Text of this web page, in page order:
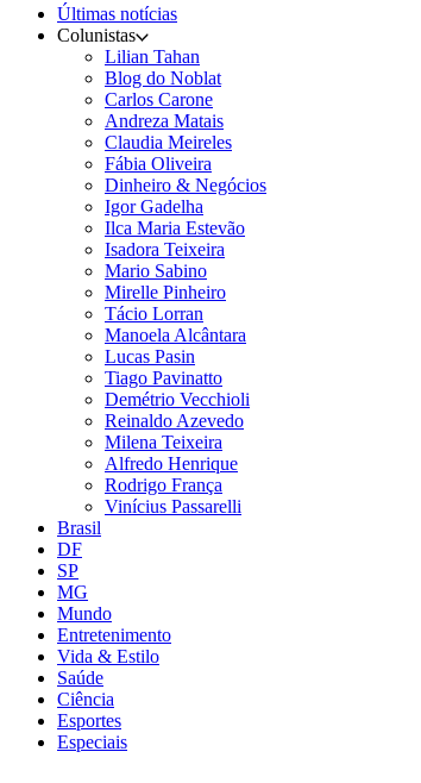
Últimas notícias
Colunistas
Lilian Tahan
Blog do Noblat
Carlos Carone
Andreza Matais
Claudia Meireles
Fábia Oliveira
Dinheiro & Negócios
Igor Gadelha
Ilca Maria Estevão
Isadora Teixeira
Mario Sabino
Mirelle Pinheiro
Tácio Lorran
Manoela Alcântara
Lucas Pasin
Tiago Pavinatto
Demétrio Vecchioli
Reinaldo Azevedo
Milena Teixeira
Alfredo Henrique
Rodrigo França
Vinícius Passarelli
Brasil
DF
SP
MG
Mundo
Entretenimento
Vida & Estilo
Saúde
Ciência
Esportes
Especiais